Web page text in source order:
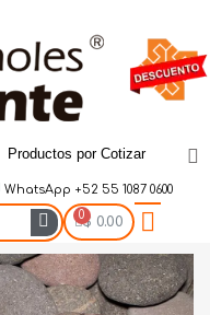
Productos por Cotizar
WhatsApp +52 55 1087 0600
$ 0.00